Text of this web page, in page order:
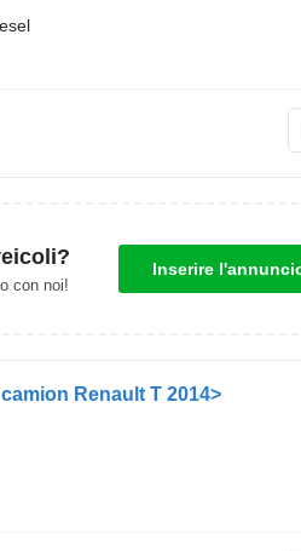
con noi!
Inserire
Renault T 2014>